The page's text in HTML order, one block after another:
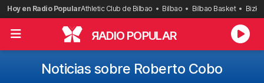
Saltar
al
contenido
Hoy en Radio PopularAthletic Club de Bilbao Bilbao Bilbao Basket
RADIO POPULAR
Noticias sobre Roberto Cobo